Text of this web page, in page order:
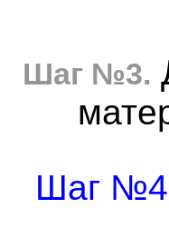
Шаг №3.
Шаг